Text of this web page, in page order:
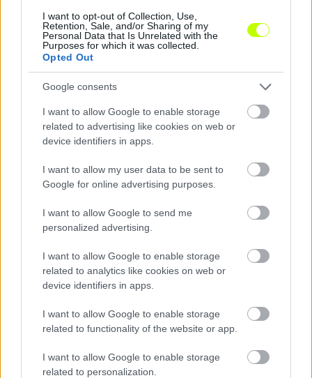
I want to opt-out of Collection, Use,
Retention, Sale, and/or Sharing of my
Personal Data that Is Unrelated with the
Purposes for which it was collected.
Opted Out
Google consents
I want to allow Google to enable storage
related to advertising like cookies on web or
device identifiers in apps.
I want to allow my user data to be sent to
Google for online advertising purposes.
I want to allow Google to send me
personalized advertising.
I want to allow Google to enable storage
related to analytics like cookies on web or
device identifiers in apps.
I want to allow Google to enable storage
related to functionality of the website or app.
I want to allow Google to enable storage
related to personalization.
Meglepetés a semmiből: a Liverpool kölcsönveszi a
Barca védőjét
Ronald Araújót egy évre szerzi meg a Pool a katalán gigásztól, s
opciós joga is lesz a klubnak a több poszton is bevethető uruguayi
játékosra.
Három érkezővel zárta le keretének kialakítását a sárga-fekete klub.